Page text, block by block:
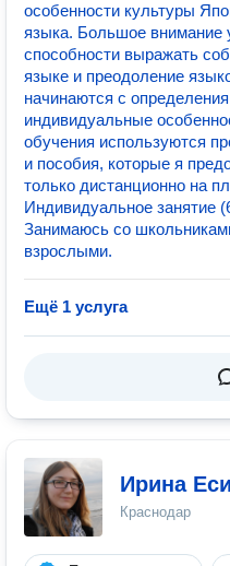
особенности культуры
языка. Большое внимание
способности выражать
языке и преодоление
начинаются с
индивидуальные
обучения используются
и пособия, которые я
только дистанционно на
Индивидуальное занятие
Занимаюсь со
взрослыми.
Ещё 1 услуга
Ирина
Краснодар